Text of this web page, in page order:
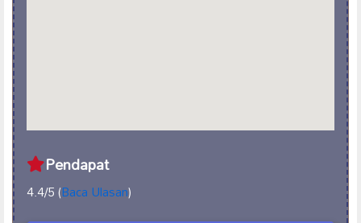
Pendapat
4.4/5 (Baca Ulasan)